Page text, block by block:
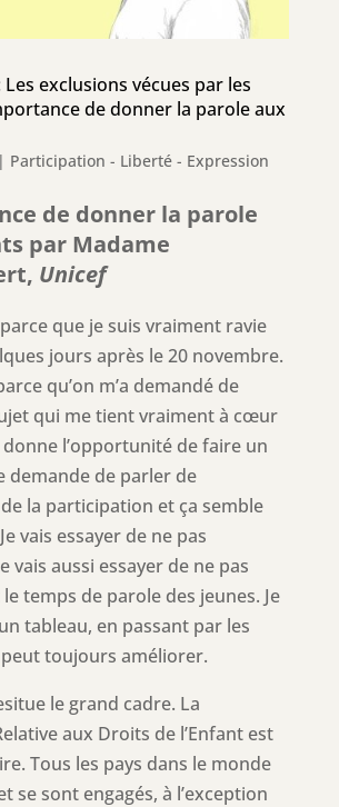
: Les exclusions vécues par les
de donner la parole aux
Participation - Liberté - Expression
de donner la parole
par Madame
Unicef
que je suis vraiment ravie
jours après le 20 novembre.
qu’on m’a demandé de
qui me tient vraiment à cœur
l’opportunité de faire un
demande de parler de
la participation et ça semble
vais essayer de ne pas
vais aussi essayer de ne pas
temps de parole des jeunes. Je
tableau, en passant par les
toujours améliorer.
le grand cadre. La
aux Droits de l’Enfant est
Tous les pays dans le monde
se sont engagés, à l’exception